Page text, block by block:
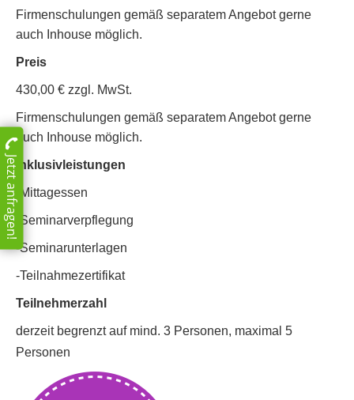
Firmenschulungen gemäß separatem Angebot gerne
auch Inhouse möglich.
Preis
430,00 € zzgl. MwSt.
Firmenschulungen gemäß separatem Angebot gerne
auch Inhouse möglich.
Inklusivleistungen
-Mittagessen
-Seminarverpflegung
-Seminarunterlagen
-Teilnahmezertifikat
Teilnehmerzahl
derzeit begrenzt auf mind. 3 Personen, maximal 5
Personen
Jetzt anfragen!